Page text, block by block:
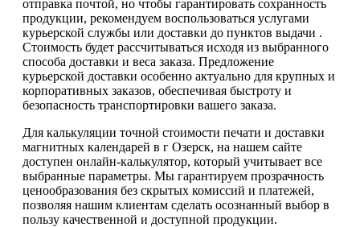
отправка почтой, но чтобы гарантировать сохранность
продукции, рекомендуем воспользоваться услугами
курьерской службы или доставки до пунктов выдачи .
Стоимость будет рассчитываться исходя из выбранного
способа доставки и веса заказа. Предложение
курьерской доставки особенно актуально для крупных и
корпоративных заказов, обеспечивая быстроту и
безопасность транспортировки вашего заказа.
Для калькуляции точной стоимости печати и доставки
магнитных календарей в г Озерск, на нашем сайте
доступен онлайн-калькулятор, который учитывает все
выбранные параметры. Мы гарантируем прозрачность
ценообразования без скрытых комиссий и платежей,
позволяя нашим клиентам сделать осознанный выбор в
пользу качественной и доступной продукции.